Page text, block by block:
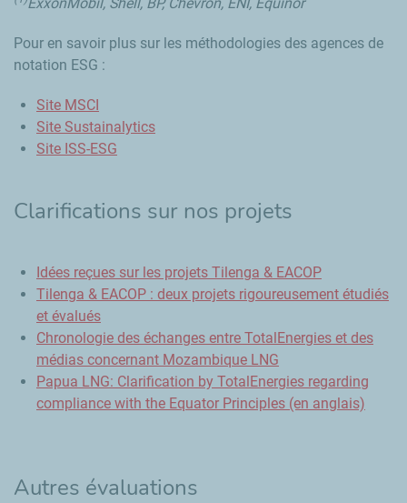
Pour en savoir plus sur les méthodologies des agences de
notation ESG :
Site MSCI
Site Sustainalytics
Site ISS-ESG
Clarifications sur nos projets
Idées reçues sur les projets Tilenga & EACOP
Tilenga & EACOP : deux projets rigoureusement étudiés
et évalués
Chronologie des échanges entre TotalEnergies et des
médias concernant Mozambique LNG
Papua LNG: Clarification by TotalEnergies regarding
compliance with the Equator Principles (en anglais)
Autres évaluations